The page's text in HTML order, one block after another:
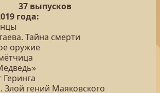
37 выпусков
года:
Тайна смерти
оружие
Геринга
Злой гений Маяковского